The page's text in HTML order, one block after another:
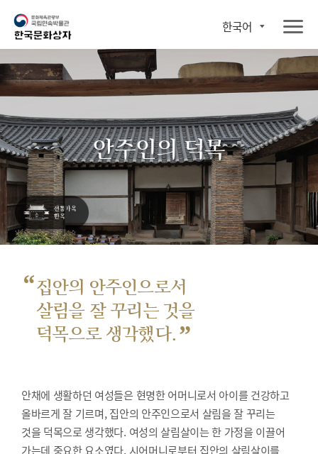
한국어
안주인의 덕목
“집안의 안주인으로서
살림을 잘 꾸리는 것을
덕목으로 생각했다. ”
안채에 생활하던 여성들은 현명한 어머니로서 아이를 건강하고
올바르게 잘 기르며, 집안의 안주인으로서 살림을 잘 꾸리는
것을 덕목으로 생각했다. 여성의 살림살이는 한 가정을 이끌어
가는데 중요한 요소였다. 시어머니로부터 집안의 살림살이를